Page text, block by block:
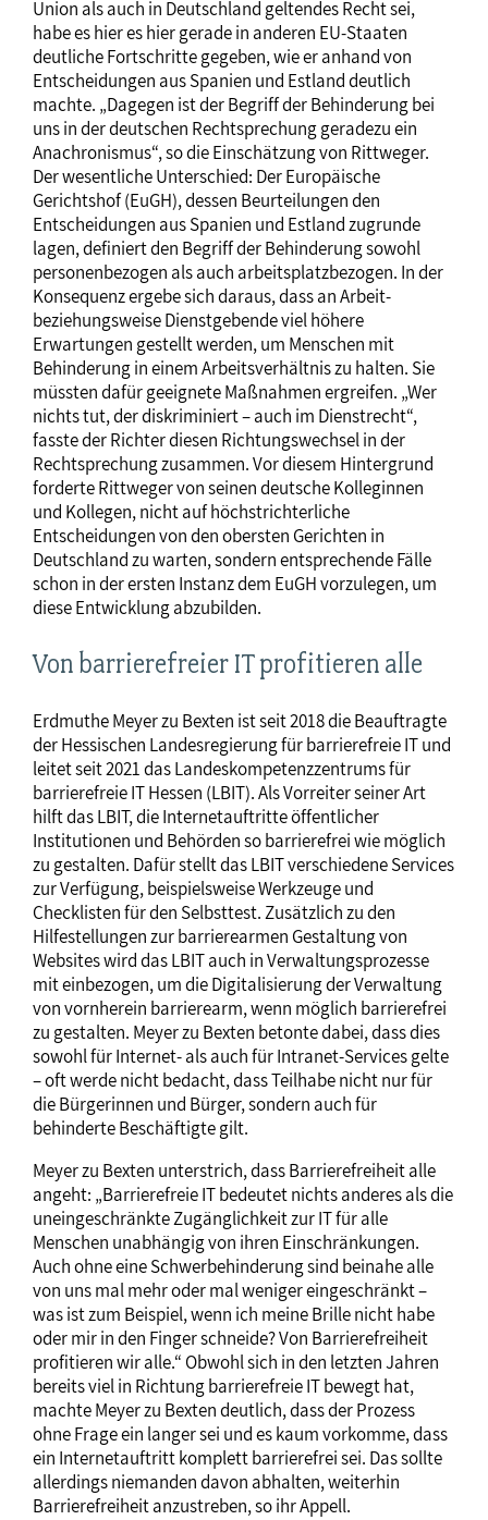
Union als auch in Deutschland geltendes Recht sei,
habe es hier es hier gerade in anderen EU-Staaten
deutliche Fortschritte gegeben, wie er anhand von
Entscheidungen aus Spanien und Estland deutlich
machte. „Dagegen ist der Begriff der Behinderung bei
uns in der deutschen Rechtsprechung geradezu ein
Anachronismus“, so die Einschätzung von Rittweger.
Der wesentliche Unterschied: Der Europäische
Gerichtshof (EuGH), dessen Beurteilungen den
Entscheidungen aus Spanien und Estland zugrunde
lagen, definiert den Begriff der Behinderung sowohl
personenbezogen als auch arbeitsplatzbezogen. In der
Konsequenz ergebe sich daraus, dass an Arbeit-
beziehungsweise Dienstgebende viel höhere
Erwartungen gestellt werden, um Menschen mit
Behinderung in einem Arbeitsverhältnis zu halten. Sie
müssten dafür geeignete Maßnahmen ergreifen. „Wer
nichts tut, der diskriminiert – auch im Dienstrecht“,
fasste der Richter diesen Richtungswechsel in der
Rechtsprechung zusammen. Vor diesem Hintergrund
forderte Rittweger von seinen deutsche Kolleginnen
und Kollegen, nicht auf höchstrichterliche
Entscheidungen von den obersten Gerichten in
Deutschland zu warten, sondern entsprechende Fälle
schon in der ersten Instanz dem EuGH vorzulegen, um
diese Entwicklung abzubilden.
Von barrierefreier IT profitieren alle
Erdmuthe Meyer zu Bexten ist seit 2018 die Beauftragte
der Hessischen Landesregierung für barrierefreie IT und
leitet seit 2021 das Landeskompetenzzentrums für
barrierefreie IT Hessen (LBIT). Als Vorreiter seiner Art
hilft das LBIT, die Internetauftritte öffentlicher
Institutionen und Behörden so barrierefrei wie möglich
zu gestalten. Dafür stellt das LBIT verschiedene Services
zur Verfügung, beispielsweise Werkzeuge und
Checklisten für den Selbsttest. Zusätzlich zu den
Hilfestellungen zur barrierearmen Gestaltung von
Websites wird das LBIT auch in Verwaltungsprozesse
mit einbezogen, um die Digitalisierung der Verwaltung
von vornherein barrierearm, wenn möglich barrierefrei
zu gestalten. Meyer zu Bexten betonte dabei, dass dies
sowohl für Internet- als auch für Intranet-Services gelte
– oft werde nicht bedacht, dass Teilhabe nicht nur für
die Bürgerinnen und Bürger, sondern auch für
behinderte Beschäftigte gilt.
Meyer zu Bexten unterstrich, dass Barrierefreiheit alle
angeht: „Barrierefreie IT bedeutet nichts anderes als die
uneingeschränkte Zugänglichkeit zur IT für alle
Menschen unabhängig von ihren Einschränkungen.
Auch ohne eine Schwerbehinderung sind beinahe alle
von uns mal mehr oder mal weniger eingeschränkt –
was ist zum Beispiel, wenn ich meine Brille nicht habe
oder mir in den Finger schneide? Von Barrierefreiheit
profitieren wir alle.“ Obwohl sich in den letzten Jahren
bereits viel in Richtung barrierefreie IT bewegt hat,
machte Meyer zu Bexten deutlich, dass der Prozess
ohne Frage ein langer sei und es kaum vorkomme, dass
ein Internetauftritt komplett barrierefrei sei. Das sollte
allerdings niemanden davon abhalten, weiterhin
Barrierefreiheit anzustreben, so ihr Appell.